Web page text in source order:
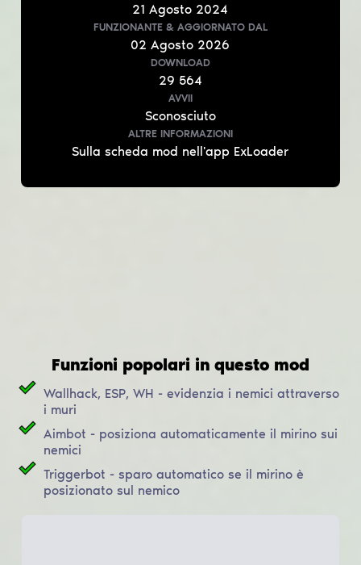
21Agosto 2024
FUNZIONANTE & AGGIORNATO DAL
02Agosto 2026
DOWNLOAD
29 564
AVVII
Sconosciuto
ALTRE INFORMAZIONI
Sulla scheda mod nell'app ExLoader
Funzioni popolari in questo mod
Wallhack, ESP, WH - evidenzia i nemici attraverso
i muri
Aimbot - posiziona automaticamente il mirino sui
nemici
Triggerbot - sparo automatico se il mirino è
posizionato sul nemico